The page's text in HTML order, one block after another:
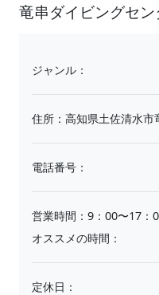
竜串ダイビングセ
ジャンル：
住所：高知県土佐清水市
電話番号：
営業時間：9：00〜17：
オススメの時間：
定休日：